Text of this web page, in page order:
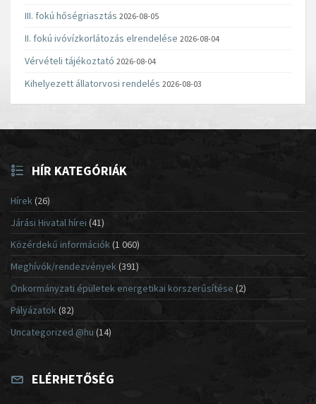
III. fokú hőségriasztás 2026-08-05
II. fokú ivóvízkorlátozás elrendelése 2026-08-04
Vérvételi tájékoztató 2026-08-04
Kihelyezett állatorvosi rendelés 2026-08-03
HÍR KATEGÓRIÁK
Hírek(26)
Járási Hivatal hírei (41)
Közérdekű információk(1 060)
Meghívók/rendezvények (391)
Önkormányzati épületek energetikai korszerűsítése (2)
Pályázatok (82)
Uncategorized @hu (14)
ELÉRHETŐSÉG